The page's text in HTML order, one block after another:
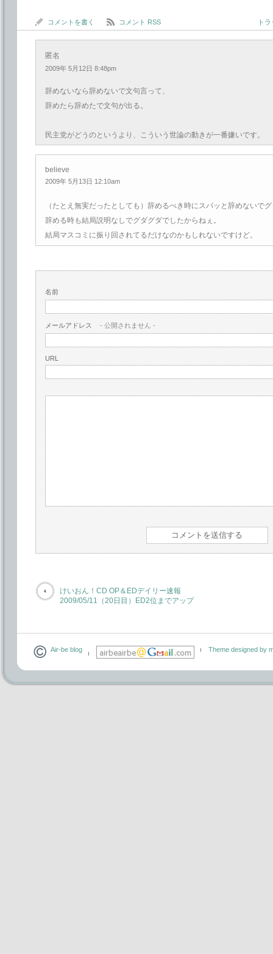
コメントを書く コメント RSS ト
匿名
2009年 5月12日 8:48pm
辞めないなら辞めないで文句言って、
辞めたら辞めたで文句が出る。
民主党がどうのというより、こういう世論の動きが一番嫌いです。
believe
2009年 5月13日 12:10am
（たとえ無実だったとしても）辞めるべき時にスパッと辞めないで
辞める時も結局説明なしでグダグダでしたからねぇ。
結局マスコミに振り回されてるだけなのかもしれないですけど。
名前
メールアドレス - 公開されません -
URL
けいおん！CD OP＆EDデイリー速報
2009/05/11（20日目）ED2位までアップ
Air-be blog Theme designed by